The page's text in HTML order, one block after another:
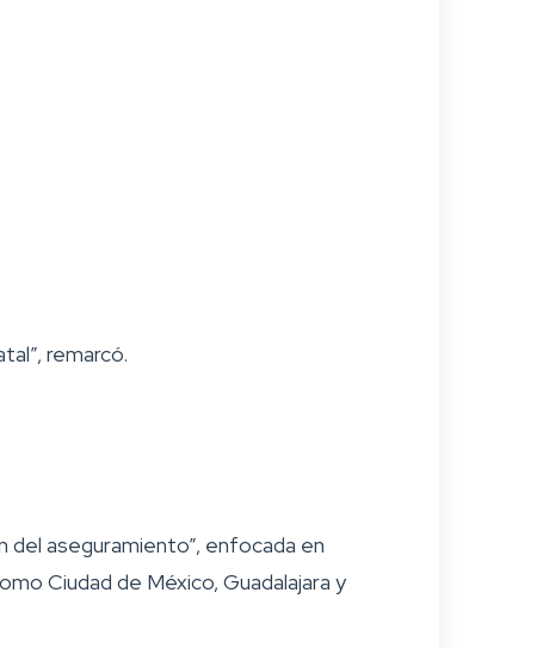
remarcó.
del aseguramiento”, enfocada en
Ciudad de México, Guadalajara y